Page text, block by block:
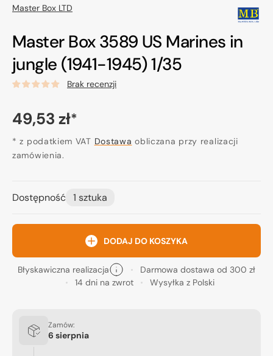
Master Box LTD
Master Box 3589 US Marines in
jungle (1941-1945) 1/35
Brak recenzji
Cena
regularna
49,53 zł*
* z podatkiem VAT Dostawa obliczana przy realizacji
zamówienia.
Dostępność 1 sztuka
DODAJ DO KOSZYKA
Błyskawiczna realizacja
Darmowa dostawa od 300 zł
14 dni na zwrot
Wysyłka z Polski
Zamów:
6 sierpnia